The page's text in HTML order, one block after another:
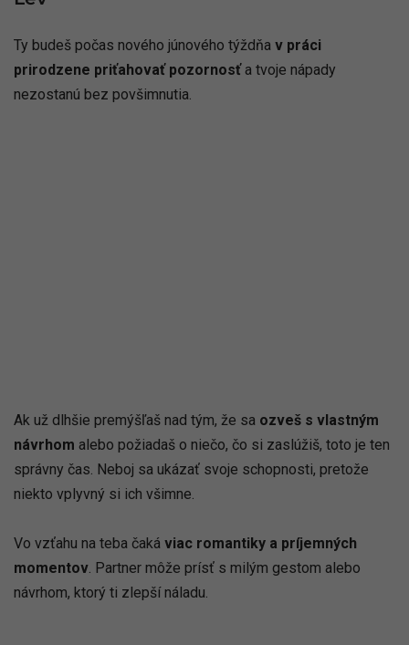
Ty budeš počas nového júnového týždňa v práci
prirodzene priťahovať pozornosťa tvoje nápady
nezostanú bez povšimnutia.
Ak už dlhšie premýšľaš nad tým, že sa ozveš s vlastným
návrhom alebo požiadaš o niečo, čo si zaslúžiš, toto je ten
správny čas. Neboj sa ukázať svoje schopnosti, pretože
niekto vplyvný si ich všimne.
Vo vzťahu na teba čaká viac romantiky a príjemných
momentov . Partner môže prísť s milým gestom alebo
návrhom, ktorý ti zlepší náladu.